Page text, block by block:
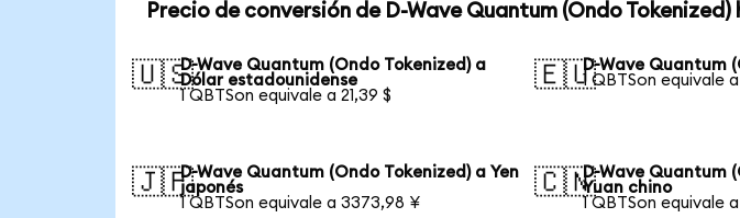
Precio de conversión de D-Wave Quantum (Ondo Tokenized)
🇺🇸D-Wave Quantum (Ondo Tokenized) a
Dólar estadounidense
1 QBTSon equivale a 21,39 $
🇪🇺D-Wave Quantum
1 QBTSon equivale
🇯🇵D-Wave Quantum (Ondo Tokenized) a Yen
japonés
1 QBTSon equivale a 3373,98 ¥
🇨🇳D-Wave Quantum
Yuan chino
1 QBTSon equivale